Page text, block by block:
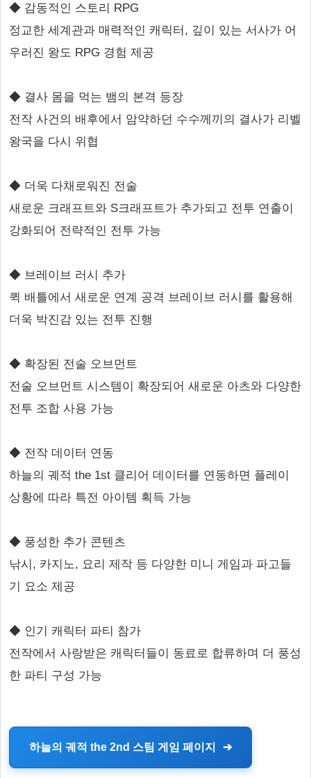
◆ 감동적인 스토리 RPG
정교한 세계관과 매력적인 캐릭터, 깊이 있는 서사가 어
우러진 왕도 RPG 경험 제공
◆ 결사 몸을 먹는 뱀의 본격 등장
전작 사건의 배후에서 암약하던 수수께끼의 결사가 리벨
왕국을 다시 위협
◆ 더욱 다채로워진 전술
새로운 크래프트와 S크래프트가 추가되고 전투 연출이
강화되어 전략적인 전투 가능
◆ 브레이브 러시 추가
퀵 배틀에서 새로운 연계 공격 브레이브 러시를 활용해
더욱 박진감 있는 전투 진행
◆ 확장된 전술 오브먼트
전술 오브먼트 시스템이 확장되어 새로운 아츠와 다양한
전투 조합 사용 가능
◆ 전작 데이터 연동
하늘의 궤적 the 1st 클리어 데이터를 연동하면 플레이
상황에 따라 특전 아이템 획득 가능
◆ 풍성한 추가 콘텐츠
낚시, 카지노, 요리 제작 등 다양한 미니 게임과 파고들
기 요소 제공
◆ 인기 캐릭터 파티 참가
전작에서 사랑받은 캐릭터들이 동료로 합류하며 더 풍성
한 파티 구성 가능
하늘의 궤적 the 2nd 스팀 게임 페이지